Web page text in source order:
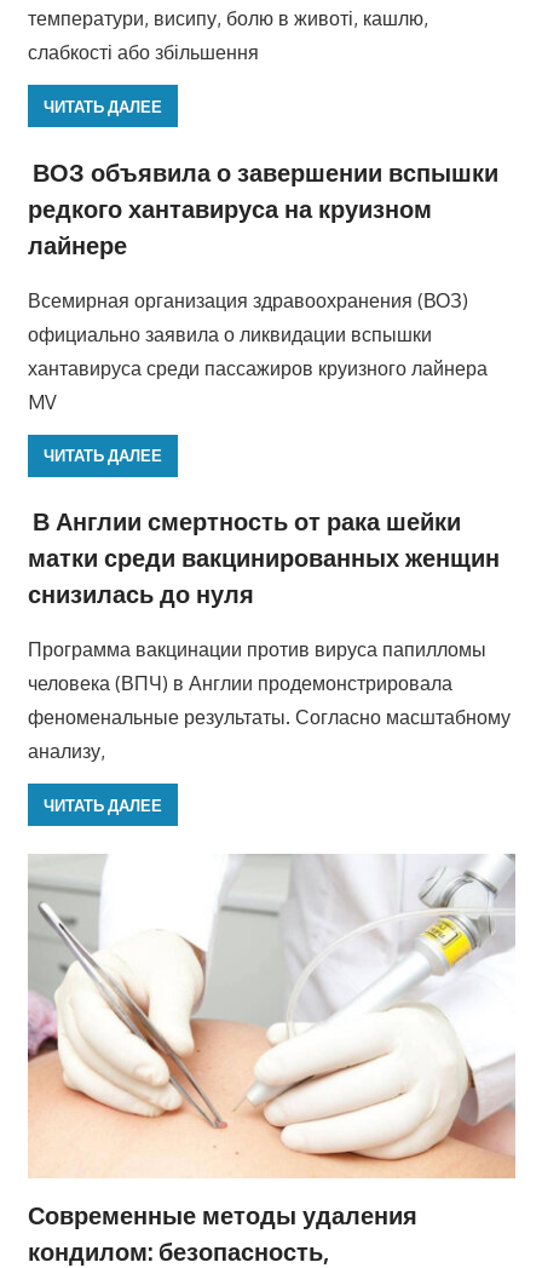
температури, висипу, болю в животі, кашлю,
слабкості або збільшення
ЧИТАТЬ ДАЛЕЕ
ВОЗ объявила о завершении вспышки
редкого хантавируса на круизном
лайнере
Всемирная организация здравоохранения (ВОЗ)
официально заявила о ликвидации вспышки
хантавируса среди пассажиров круизного лайнера
MV
ЧИТАТЬ ДАЛЕЕ
В Англии смертность от рака шейки
матки среди вакцинированных женщин
снизилась до нуля
Программа вакцинации против вируса папилломы
человека (ВПЧ) в Англии продемонстрировала
феноменальные результаты. Согласно масштабному
анализу,
ЧИТАТЬ ДАЛЕЕ
Современные методы удаления
кондилом: безопасность,